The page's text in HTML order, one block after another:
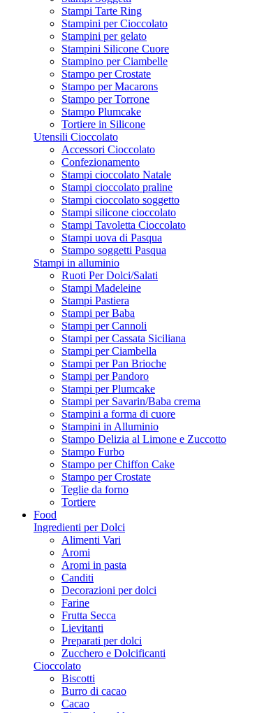
Stampi Tarte Ring
Stampini per Cioccolato
Stampini per gelato
Stampini Silicone Cuore
Stampino per Ciambelle
Stampo per Crostate
Stampo per Macarons
Stampo per Torrone
Stampo Plumcake
Tortiere in Silicone
Utensili Cioccolato
Accessori Cioccolato
Confezionamento
Stampi cioccolato Natale
Stampi cioccolato praline
Stampi cioccolato soggetto
Stampi silicone cioccolato
Stampi Tavoletta Cioccolato
Stampi uova di Pasqua
Stampo soggetti Pasqua
Stampi in alluminio
Ruoti Per Dolci/Salati
Stampi Madeleine
Stampi Pastiera
Stampi per Baba
Stampi per Cannoli
Stampi per Cassata Siciliana
Stampi per Ciambella
Stampi per Pan Brioche
Stampi per Pandoro
Stampi per Plumcake
Stampi per Savarin/Baba crema
Stampini a forma di cuore
Stampini in Alluminio
Stampo Delizia al Limone e Zuccotto
Stampo Furbo
Stampo per Chiffon Cake
Stampo per Crostate
Teglie da forno
Tortiere
Food
Ingredienti per Dolci
Alimenti Vari
Aromi
Aromi in pasta
Canditi
Decorazioni per dolci
Farine
Frutta Secca
Lievitanti
Preparati per dolci
Zucchero e Dolcificanti
Cioccolato
Biscotti
Burro di cacao
Cacao